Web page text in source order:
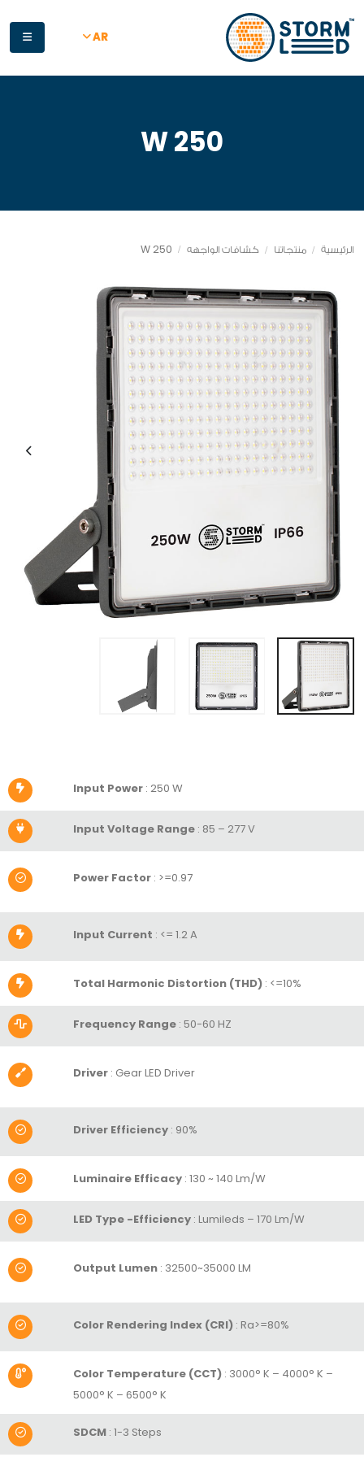
AR
250 W
الرئيسية منتجاتنا كشافات الواجهه 250 W
Input Power: 250 W
Input Voltage Range : 85 – 277 V
Power Factor: >=0.97
Input Current : <= 1.2 A
Total Harmonic Distortion (THD) : <=10%
Frequency Range: 50-60 HZ
Driver: Gear LED Driver
Driver Efficiency : 90%
Luminaire Efficacy: 130 ~ 140 Lm/W
LED Type -Efficiency: Lumileds – 170 Lm/W
Output Lumen: 32500~35000 LM
Color Rendering Index (CRI): Ra>=80%
Color Temperature (CCT): 3000° K – 4000° K –
5000° K – 6500° K
SDCM: 1-3 Steps